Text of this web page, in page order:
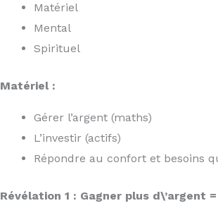
Matériel
Mental
Spirituel
Matériel :
Gérer l’argent (maths)
L’investir (actifs)
Répondre au confort et besoins
Révélation 1 : Gagner plus d\’argent